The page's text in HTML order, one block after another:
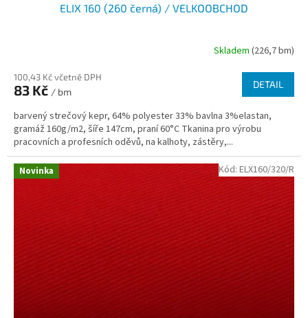
ELIX 160 (260 černá) / VELKOOBCHOD
Skladem (226,7 bm)
100,43 Kč včetně DPH
83 Kč / bm
DETAIL
barvený strečový kepr, 64% polyester 33% bavlna 3%elastan,
gramáž 160g/m2, šíře 147cm, praní 60°C Tkanina pro výrobu
pracovních a profesních oděvů, na kalhoty, zástěry,...
Novinka Kód: ELX160/320/R